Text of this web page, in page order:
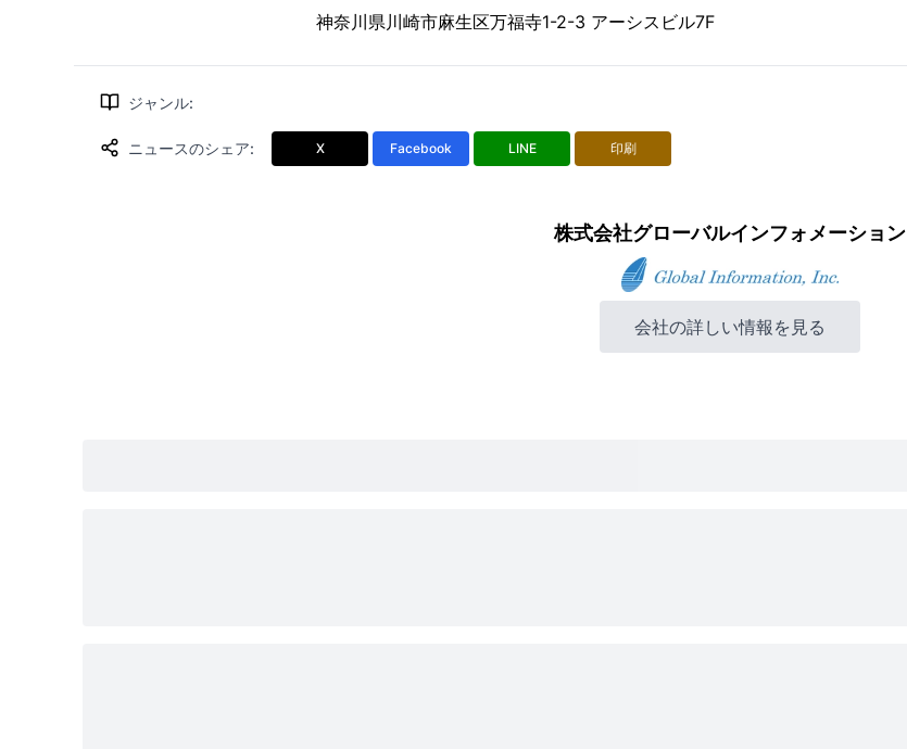
神奈川県川崎市麻生区万福寺1-2-3 アーシスビル7F
ジャンル:
ニュースのシェア: X Facebook LINE 印刷
株式会社グローバルインフォメーション
会社の詳しい情報を見る